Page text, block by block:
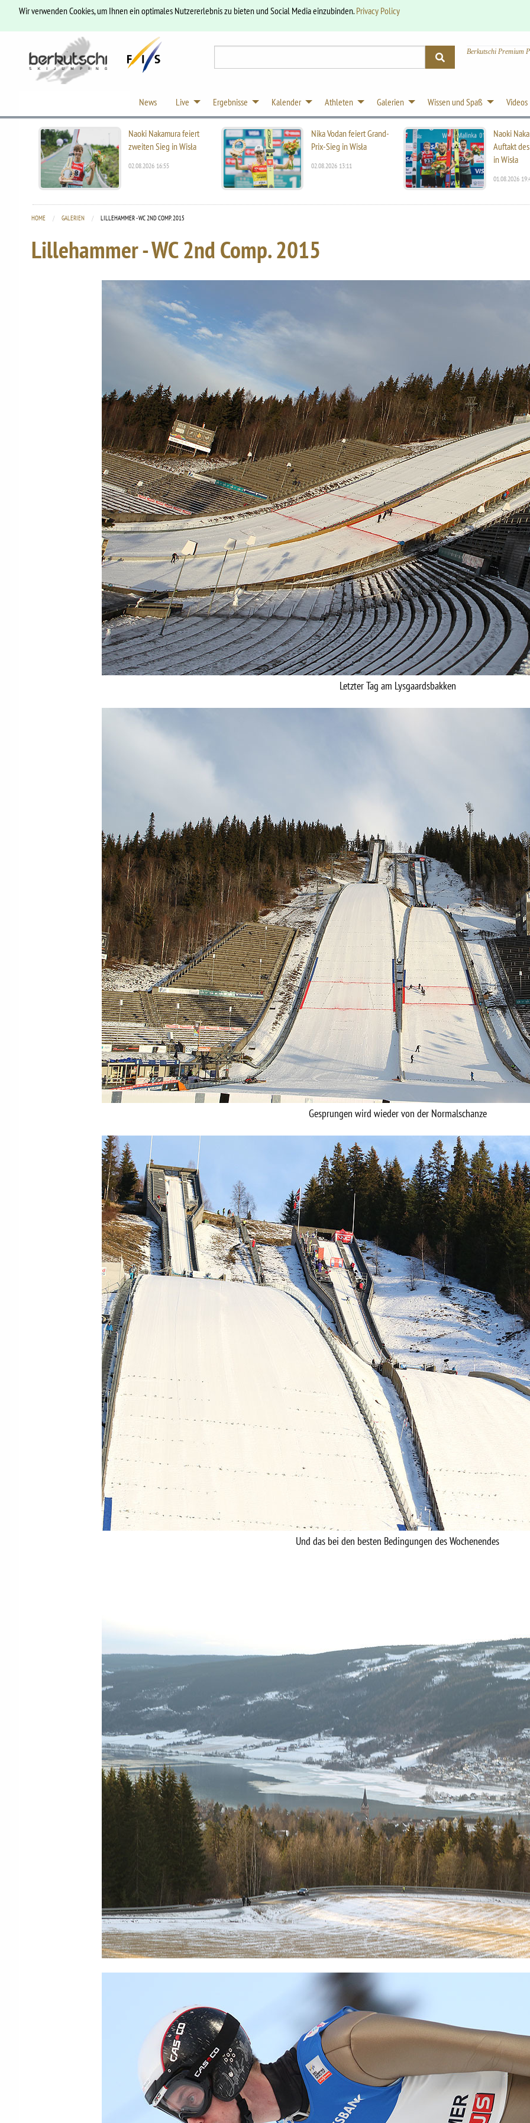
Wir verwenden Cookies, um Ihnen ein optimales Nutzererlebnis zu bieten und Social Media einzubinden.Privacy Policy
Berkutschi Premium
News Live Ergebnisse Kalender Athleten Galerien Wissen und Spaß Videos
Naoki Nakamura feiert
zweiten Sieg in Wisła
02.08.2026 16:55
Nika Vodan feiert Grand-
Prix-Sieg in Wisła
02.08.2026 13:11
Naoki
Auftakt
in Wisła
01.08.2026
HOME GALERIEN CURRENT:
LILLEHAMMER - WC 2ND COMP. 2015
Lillehammer - WC 2nd Comp. 2015
Letzter Tag am Lysgaardsbakken
Gesprungen wird wieder von der Normalschanze
Und das bei den besten Bedingungen des Wochenendes